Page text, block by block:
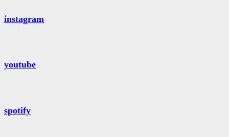
instagram
youtube
spotify